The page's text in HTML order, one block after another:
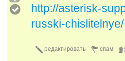
http://asterisk-
russki-chislitelnye/
спам
редактировать